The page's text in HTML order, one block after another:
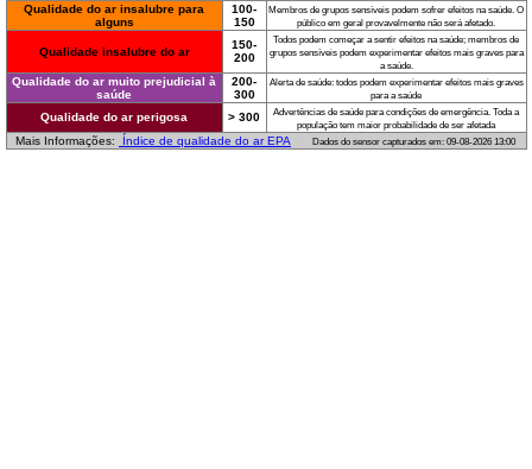
Qualidade do ar insalubre para
alguns
100-
150
Membros de grupos sensíveis podem sofrer efeitos na saúde. O
público em geral provavelmente não será afetado.
Qualidade insalubre do ar
150-
200
Todos podem começar a sentir efeitos na saúde; membros de
grupos sensíveis podem experimentar efeitos mais graves para
a saúde.
Qualidade do ar muito prejudicial à
saúde
200-
300
Alerta de saúde: todos podem experimentar efeitos mais graves
para a saúde
Qualidade do ar perigosa > 300
Advertências de saúde para condições de emergência. Toda a
população tem maior probabilidade de ser afetada
Mais Informações: Índice de qualidade do ar EPA Dados do sensor capturados em: 09-08-2026 13:00